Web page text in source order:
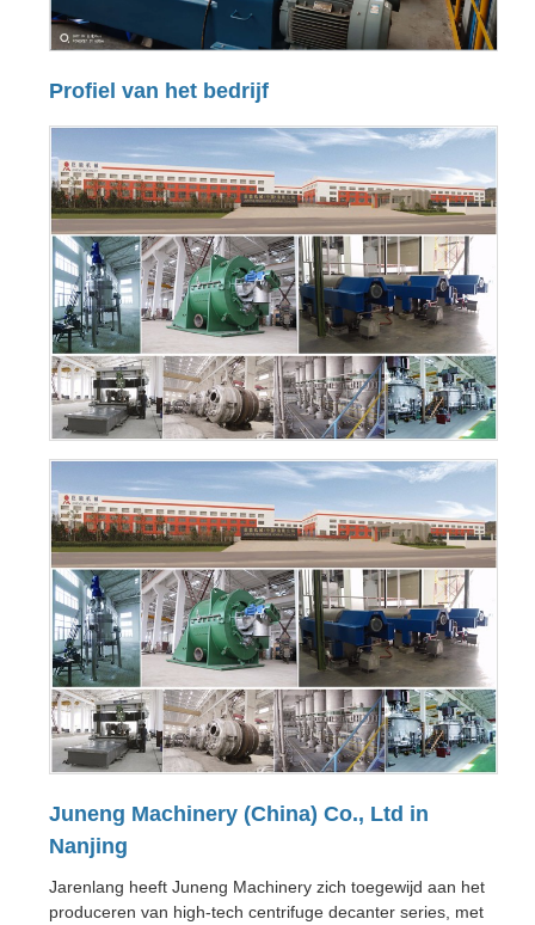
Profiel van het bedrijf
Juneng Machinery (China) Co., Ltd in
Nanjing
Jarenlang heeft Juneng Machinery zich toegewijd aan het
produceren van high-tech centrifuge decanter series, met